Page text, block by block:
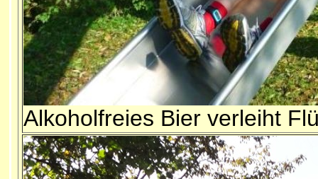
Alkoholfreies Bier verleiht